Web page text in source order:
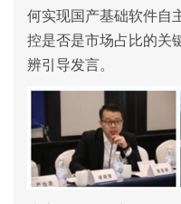
何实现国产基础软件自
控是否是市场占比的关
辨引导发言。